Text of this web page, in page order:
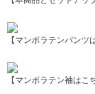
【マンボラテンパンツ
【マンボラテン袖はこ